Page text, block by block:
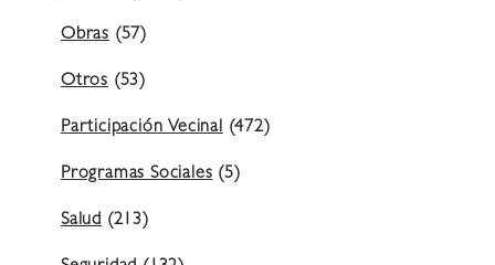
Obras (57)
Otros (53)
Participación Vecinal (472)
Programas Sociales (5)
Salud (213)